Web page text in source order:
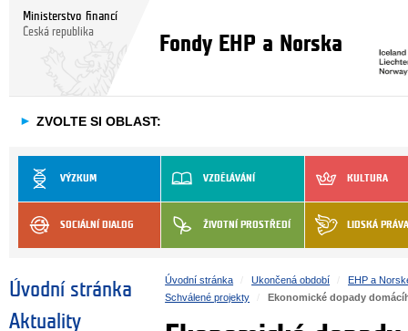
Ministerstvo financí
Česká republika
Fondy EHP a Norska
► ZVOLTE SI OBLAST:
VÝZKUM VZDĚLÁVÁNÍ KULTURA
SOCIÁLNÍ DIALOG ŽIVOTNÍ PROSTŘEDÍ LIDSKÁ PRÁVA
Úvodní stránka
Aktuality
Úvodní stránka Ukončená období
EHP a
Schválené projekty
Ekonomické dopady